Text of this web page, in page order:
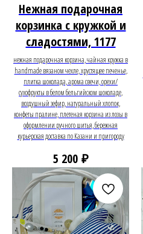
Нежная подарочная
корзинка с кружкой и
сладостями, 1177
нежная подарочная корзина, чайная кружка в
handmade вязаном чехле, хрустящее печенье,
плитка шоколада, арома свечи, орехи/
сухофрукты в белом бельгийском шоколаде,
воздушный зефир, натуральный хлопок,
конфеты пралине, плетеная корзина из лозы в
оформлении ручного шитья, бережная
курьерская доставка по Казани и пригороду
5 200 ₽